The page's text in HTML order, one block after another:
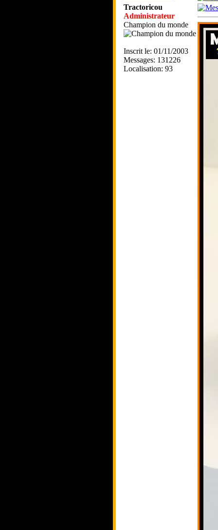
Tractoricou
Administrateur
Champion du monde
Inscrit le: 01/11/2003
Messages: 131226
Localisation: 93